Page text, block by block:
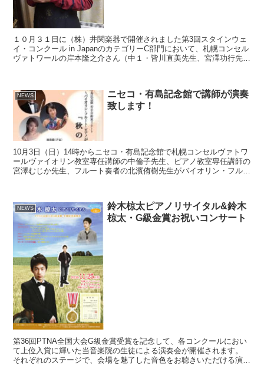
１０月３１日に（株）井関楽器で開催されました第3回スタインウェ
イ・コンクール in JapanのカテゴリーC部門において、札幌コンセル
ヴァトワールの岸本隆之介さん（中１・皆川直美先生、宮澤功行先生
NEWS
ニセコ・有島記念館で講師が演奏
致します！
10月3日（日）14時からニセコ・有島記念館で札幌コンセルヴァトワ
ールヴァイオリン教室専任講師の中倫子先生、ピアノ教室専任講師の
宮澤むじか先生、フルート奏者の北濱侑樹先生がバイオリン・フルー
NEWS
鈴木椋太ピアノリサイタル&鈴木
椋太・G級金賞お祝いコンサート
第36回PTNA全国大会G級金賞受賞を記念して、各コンクールにおい
て上位入賞に輝いた当音楽院の生徒による演奏会が開催されます。
それぞれのステージで、会場を魅了した音色をお聴きいただける演奏